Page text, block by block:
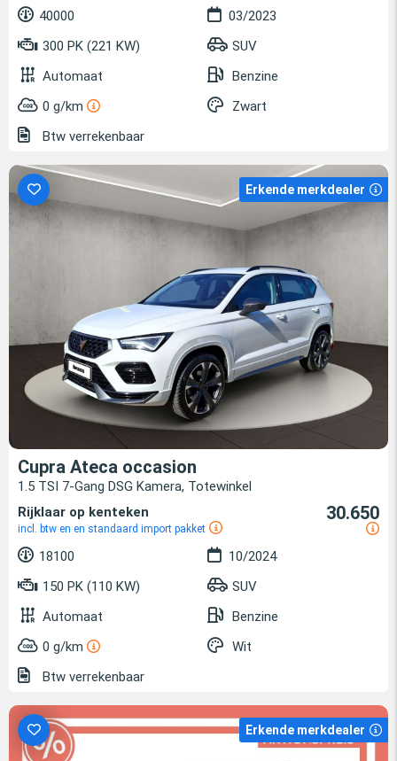
40000
03/2023
300 PK (221 KW)
SUV
Automaat
Benzine
0 g/km
Zwart
Btw verrekenbaar
Erkende merkdealer
Cupra Ateca occasion
1.5 TSI 7-Gang DSG Kamera, Totewinkel
Rijklaar op kenteken
incl. btw en en standaard import pakket
30.650
18100
10/2024
150 PK (110 KW)
SUV
Automaat
Benzine
0 g/km
Wit
Btw verrekenbaar
Erkende merkdealer